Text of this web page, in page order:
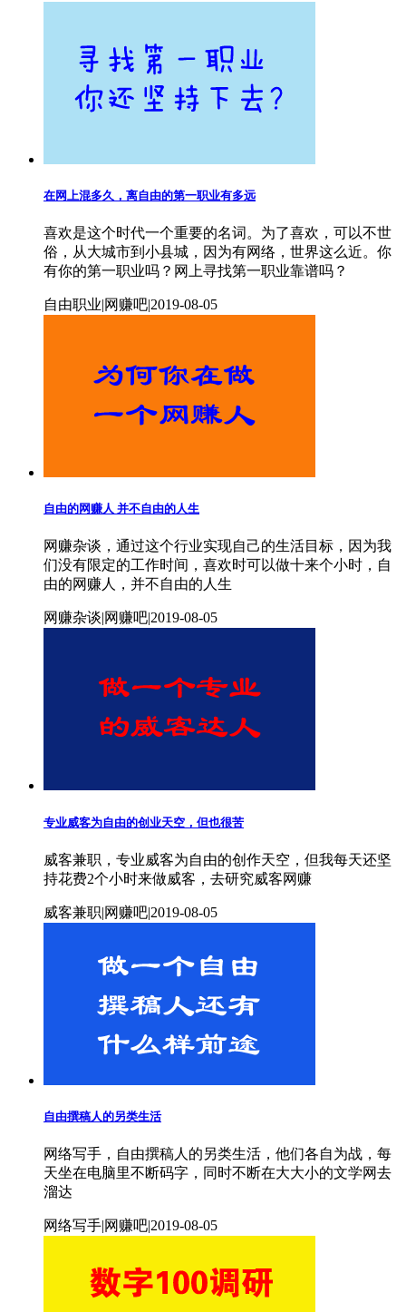
在网上混多久，离自由的第一职业有多远
喜欢是这个时代一个重要的名词。为了喜欢，可以不世
俗，从大城市到小县城，因为有网络，世界这么近。你
有你的第一职业吗？网上寻找第一职业靠谱吗？
自由职业|网赚吧|2019-08-05
自由的网赚人 并不自由的人生
网赚杂谈，通过这个行业实现自己的生活目标，因为我
们没有限定的工作时间，喜欢时可以做十来个小时，自
由的网赚人，并不自由的人生
网赚杂谈|网赚吧|2019-08-05
专业威客为自由的创业天空，但也很苦
威客兼职，专业威客为自由的创作天空，但我每天还坚
持花费2个小时来做威客，去研究威客网赚
威客兼职|网赚吧|2019-08-05
自由撰稿人的另类生活
网络写手，自由撰稿人的另类生活，他们各自为战，每
天坐在电脑里不断码字，同时不断在大大小的文学网去
溜达
网络写手|网赚吧|2019-08-05